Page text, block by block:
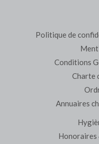
Politique de
Conditions
Charte
Annuaires
Honoraires